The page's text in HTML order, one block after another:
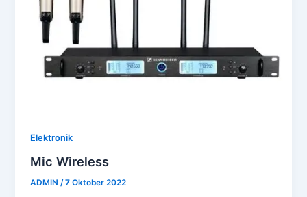
Elektronik
Mic Wireless
ADMIN/7 Oktober 2022